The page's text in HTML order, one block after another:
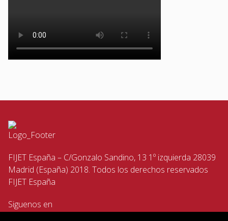
FIJET España – C/Gonzalo Sandino, 13 1º izquierda 28039
Madrid (España) 2018. Todos los derechos reservados
FIJET España
Siguenos en